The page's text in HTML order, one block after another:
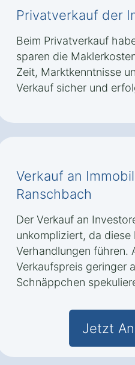
Privatverkauf der
Beim Privatverkauf
sparen die
Zeit, Marktkenntnisse
Verkauf sicher und
Verkauf an
Ranschbach
Der Verkauf an
unkompliziert, da diese
Verhandlungen führen.
Verkaufspreis geringer
Schnäppchen
Jetzt